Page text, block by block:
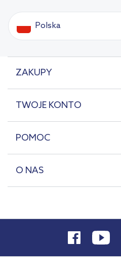
Polska
ZAKUPY
TWOJE KONTO
POMOC
O NAS